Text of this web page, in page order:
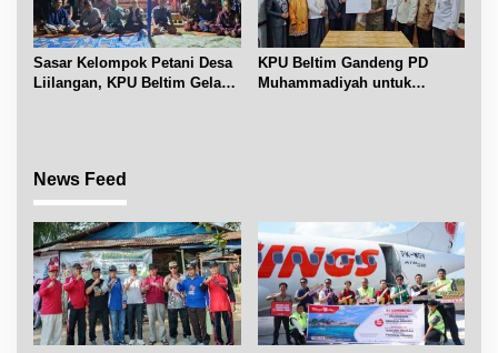
Sasar Kelompok Petani Desa
Liilangan, KPU Beltim Gelar
KPU Beltim Gandeng PD
Muhammadiyah untuk
News Feed